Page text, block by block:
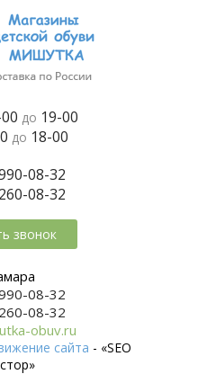
до 19-00
до 18-00
08-32
260-08-32
звонок
08-32
260-08-32
obuv.ru
сайта - «SEO